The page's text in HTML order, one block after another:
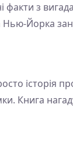
факти з
Йорка
історія
Книга